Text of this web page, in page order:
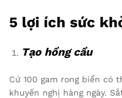
5 lợi ích sức
Tạo hồng cầu
Cứ 100 gam rong biển có
khuyến nghị hàng ngày.